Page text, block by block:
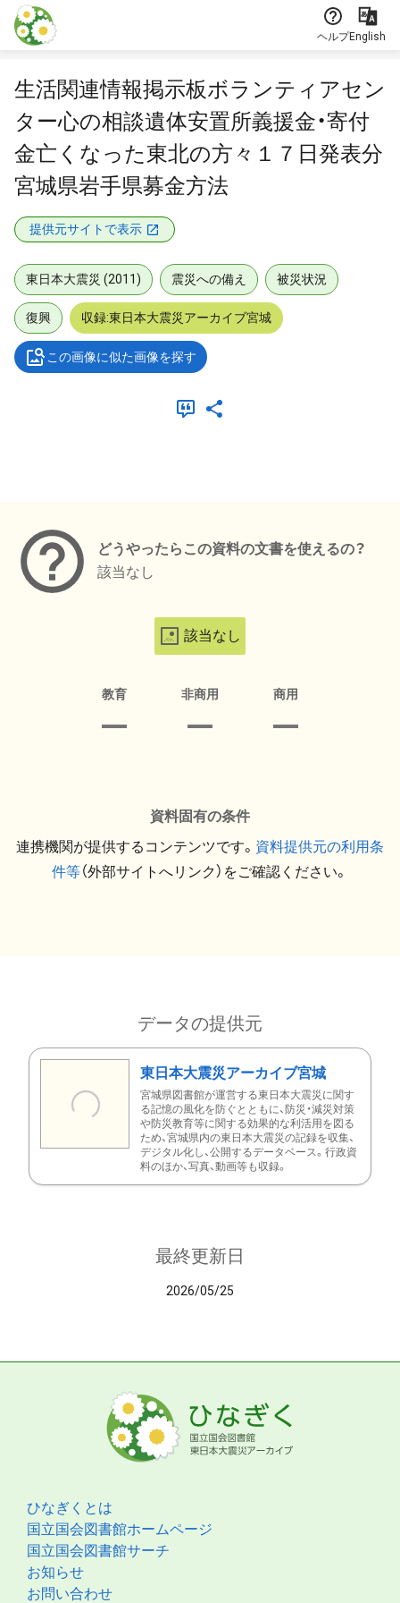
本文に飛ぶ
ヘルプEnglish
生活関連情報掲示板ボランティアセン
ター心の相談遺体安置所義援金・寄付
金亡くなった東北の方々１７日発表分
宮城県岩手県募金方法
提供元サイトで表示
東日本大震災 (2011) 震災への備え 被災状況
復興 収録:東日本大震災アーカイブ宮城
この画像に似た画像を探す
どうやったらこの資料の文書を使えるの？
該当なし
該当なし
教育 非商用 商用
資料固有の条件
連携機関が提供するコンテンツです。 資料提供元の利用条
件等（外部サイトへリンク）をご確認ください。
データの提供元
東日本大震災アーカイブ宮城
宮城県図書館が運営する東日本大震災に関す
る記憶の風化を防ぐとともに、防災・減災対策
や防災教育等に関する効果的な利活用を図る
ため、宮城県内の東日本大震災の記録を収集、
デジタル化し、公開するデータベース。行政資
料のほか、写真、動画等も収録。
最終更新日
2026/05/25
ひなぎくとは
国立国会図書館ホームページ
国立国会図書館サーチ
お知らせ
お問い合わせ